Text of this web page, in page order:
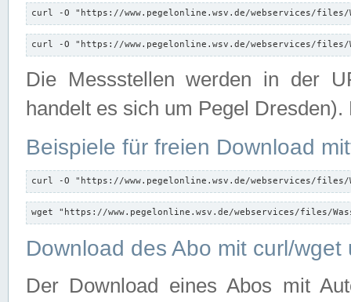
curl -O "https://www.pegelonline.wsv.de/webservices/files/
curl -O "https://www.pegelonline.wsv.de/webservices/files/
Die Messstellen werden in der
handelt es sich um Pegel
Beispiele für freien Download
curl -O "https://www.pegelonline.wsv.de/webservices/files/
wget "https://www.pegelonline.wsv.de/webservices/files/
Download des Abo mit curl/
Der Download eines Abos mit